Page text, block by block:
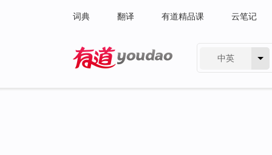
词典 翻译 有道精品课 云笔记
中英